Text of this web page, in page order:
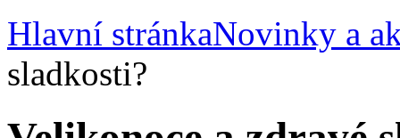
Hlavní stránkaNovinky a
sladkosti?